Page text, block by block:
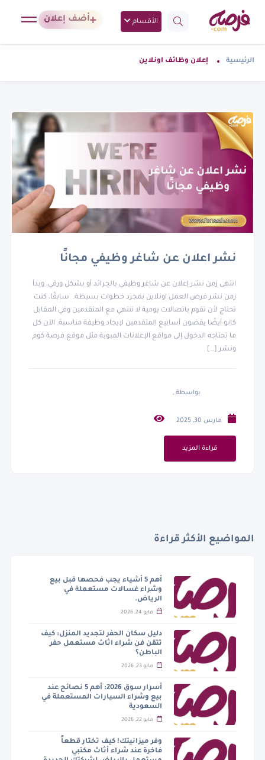
الأقسام أضف إعلان
الرئيسية إعلان وظائف اونلاين
نشر اعلان عن شاغر وظيفي مجانًا
انتهى زمن نشر إعلان عن شاغر وظيفي بالجرائد أو بشكل ورقي، وبدأ
زمن نشر فرص العمل اونلاين بمجرد خطوات بسيطة. سابقًا، كنت
تحتاج لأن تقوم باتصالات يومية لا تنتهي مع المتقدمين وفي المقابل
كانو أيضًا يقضون أسابيع المتقدمين لإيجاد وظيفة مناسبة. الآن كل
ما تحتاجه الدخول إلى مواقع الإعلانات المبوبة مثل موقع فرصة كوم
ونشر […]
بواسطة ,
مارس 30, 2025
قراءة المزيد
المواضيع الأكثر قراءة
أهم 5 أشياء يجب فحصها قبل بيع
وشراء غسالات مستعملة في
الرياض.
مايو 24, 2026
دليل سكان الحفر لتجديد المنزل: كيف
تتقن فن شراء اثاث مستعمل حفر
الباطن؟
مايو 23, 2026
أسرار سوق 2026: أهم 5 نصائح عند
بيع وشراء السيارات المستعملة في
السعودية
مايو 22, 2026
وفر ميزانيتك! كيف تختار قطعاً
فاخرة عند شراء أثاث مكتبي